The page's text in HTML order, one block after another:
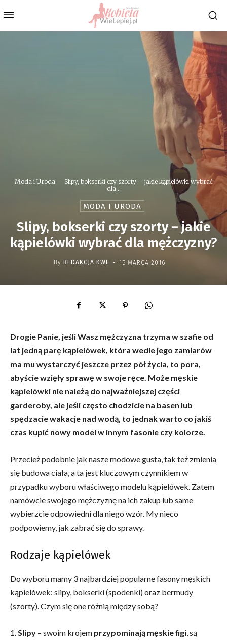
Moda i Uroda
Slipy, bokserki czy szorty – jakie kąpielówki wybrać
dla...
MODA I URODA
Slipy, bokserki czy szorty – jakie
kąpielówki wybrać dla mężczyzny?
By REDAKCJA KWL - 15 MARCA 2016
Drogie Panie, jeśli Wasz mężczyzna trzyma w szafie od
lat jedną parę kąpielówek, która wedle jego zamiarów
ma mu wystarczyć jeszcze przez pół życia, to pora,
abyście wzięły sprawę w swoje ręce. Może męskie
kąpielówki nie należą do najważniejszej części
garderoby, ale jeśli często chodzicie na basen lub
spędzacie wakacje nad wodą, to jednak warto co jakiś
czas kupić nowy model w innym fasonie czy kolorze.
Przecież podobnie jak nasze modowe gusta, tak też zmienia
się budowa ciała, a ta jest kluczowym czynnikiem w
przypadku wyboru właściwego modelu kąpielówek. Zatem
namówcie swojego mężczyznę na ich zakup lub same
wybierzcie odpowiedni dla niego wzór. My nieco
podpowiemy, jak zabrać się do sprawy.
Rodzaje kąpielówek
Do wyboru mamy 3 najbardziej popularne fasony męskich
kąpielówek: slipy, bokserki (spodenki) oraz bermudy
(szorty). Czym się one różnią między sobą?
1. Slipy – swoim krojem przypominają męskie figi , są